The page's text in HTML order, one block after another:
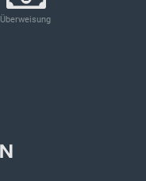
Überweisung